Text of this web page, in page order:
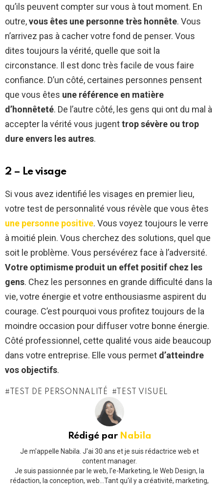
qu’ils peuvent compter sur vous à tout moment. En
outre,vous êtes une personne très honnête. Vous
n’arrivez pas à cacher votre fond de penser. Vous
dites toujours la vérité, quelle que soit la
circonstance. Il est donc très facile de vous faire
confiance. D’un côté, certaines personnes pensent
que vous êtes une référence en matière
d’honnêteté. De l’autre côté, les gens qui ont du mal à
accepter la vérité vous jugenttrop sévère ou trop
dure envers les autres.
2 – Le visage
Si vous avez identifié les visages en premier lieu,
votre test de personnalité vous révèle que vous êtes
une personne positive. Vous voyez toujours le verre
à moitié plein. Vous cherchez des solutions, quel que
soit le problème. Vous persévérez face à l’adversité.
Votre optimisme produit un effet positif chez les
gens. Chez les personnes en grande difficulté dans la
vie, votre énergie et votre enthousiasme aspirent du
courage. C’est pourquoi vous profitez toujours de la
moindre occasion pour diffuser votre bonne énergie.
Côté professionnel, cette qualité vous aide beaucoup
dans votre entreprise. Elle vous permet d’atteindre
vos objectifs.
TEST DE PERSONNALITÉ TEST VISUEL
Rédigé par Nabila
Je m'appelle Nabila. J'ai 30 ans et je suis rédactrice web et
content manager.
Je suis passionnée par le web, l'e-Marketing, le Web Design, la
rédaction, la conception, web...Tant qu'il y a créativité, marketing,